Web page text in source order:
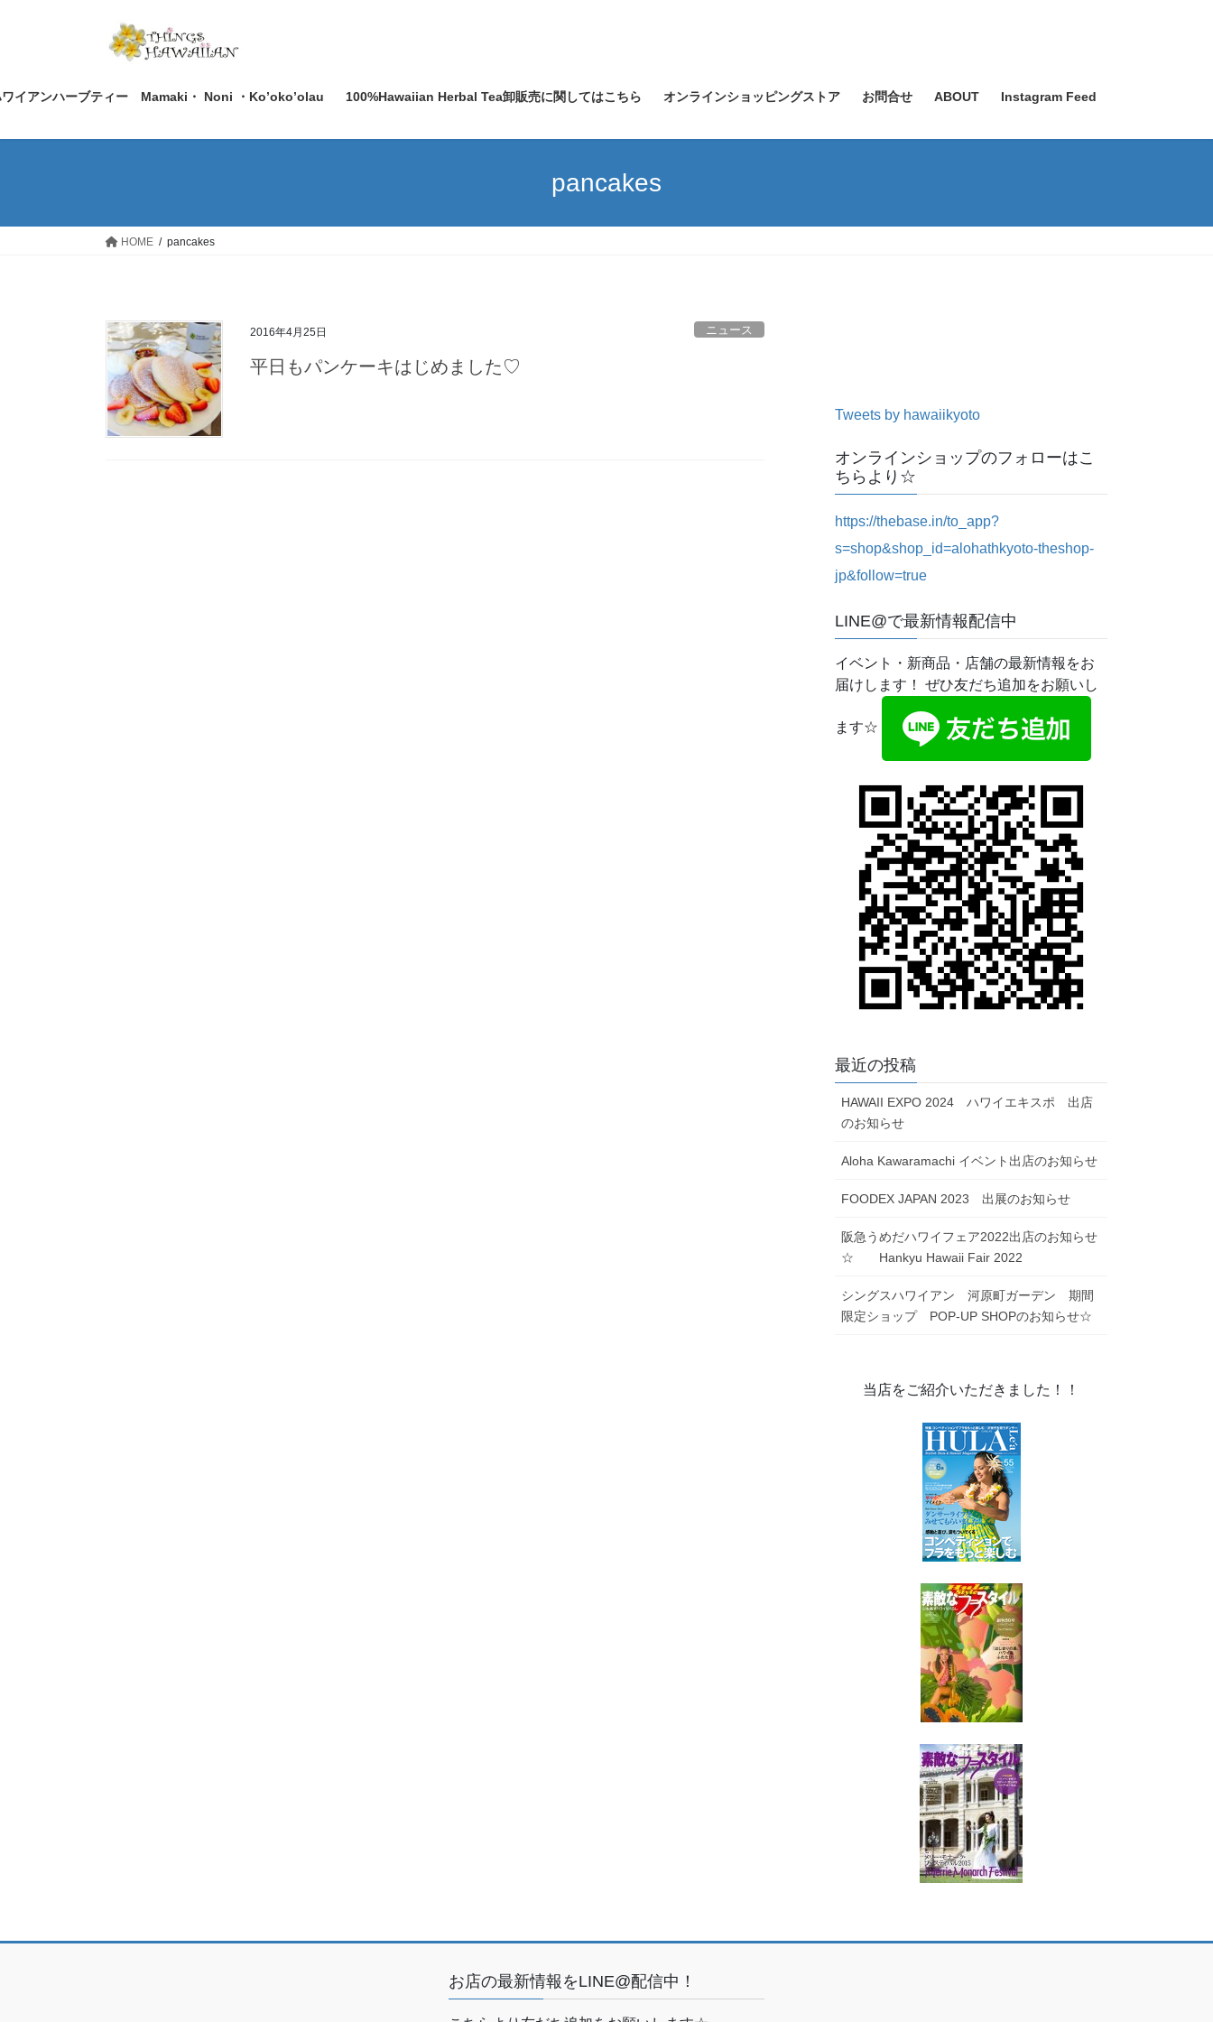
ツ
ス
シ
ン
ワイアンハーブティー Mamaki・ Noni ・Ko’oko’olau 100%Hawaiian Herbal Tea卸販売に関してはこちら オンラインショッピングストア お問合せ ABOUT Instagram Feed
pancakes
HOME pancakes
2016年4月25日 ニュース
平日もパンケーキはじめました♡
Tweets by hawaiikyoto
オンラインショップのフォローはこ
ちらより☆
https://thebase.in/to_app?
s=shop&shop_id=alohathkyoto-theshop-
jp&follow=true
LINE@で最新情報配信中
イベント・新商品・店舗の最新情報をお
届けします！ ぜひ友だち追加をお願いし
ます☆
最近の投稿
HAWAII EXPO 2024 ハワイエキスポ 出店
のお知らせ
Aloha Kawaramachi イベント出店のお知らせ
FOODEX JAPAN 2023 出展のお知らせ
阪急うめだハワイフェア2022出店のお知らせ
☆ Hankyu Hawaii Fair 2022
シングスハワイアン 河原町ガーデン 期間
限定ショップ POP-UP SHOPのお知らせ☆
当店をご紹介いただきました！！
お店の最新情報をLINE@配信中！